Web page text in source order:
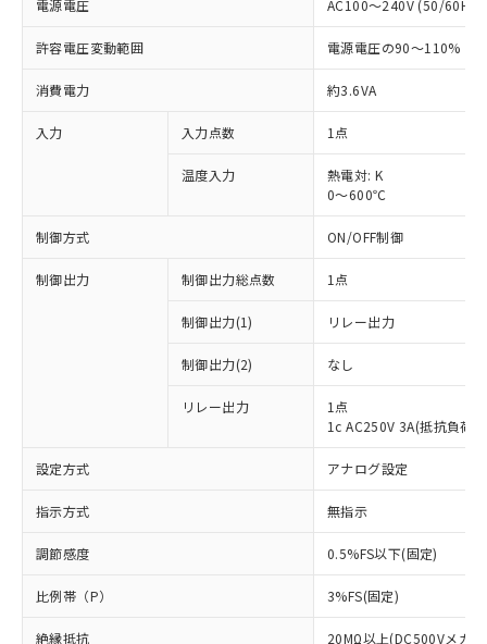
電源電圧 AC100～240V (50/60Hz)
許容電圧変動範囲 電源電圧の90～110%
消費電力 約3.6VA
入力 入力点数 1点
温度入力
熱電対: K
0～600℃
制御方式 ON/OFF制御
制御出力 制御出力総点数 1点
制御出力(1) リレー出力
制御出力(2) なし
リレー出力
1点
1c AC250V 3A(抵抗負荷)
設定方式 アナログ設定
指示方式 無指示
調節感度 0.5%FS以下(固定)
比例帯（P） 3%FS(固定)
絶縁抵抗 20MΩ以上(DC500Vメガ
※1 対応状況
対応済み：EU RoHS指令（10物質）の
非含有に対応した製品が提供可能な商品で
す。
対応予定：EU RoHS指令（10物質）の非含